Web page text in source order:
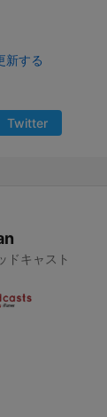
新する
Twitter
ドキャスト